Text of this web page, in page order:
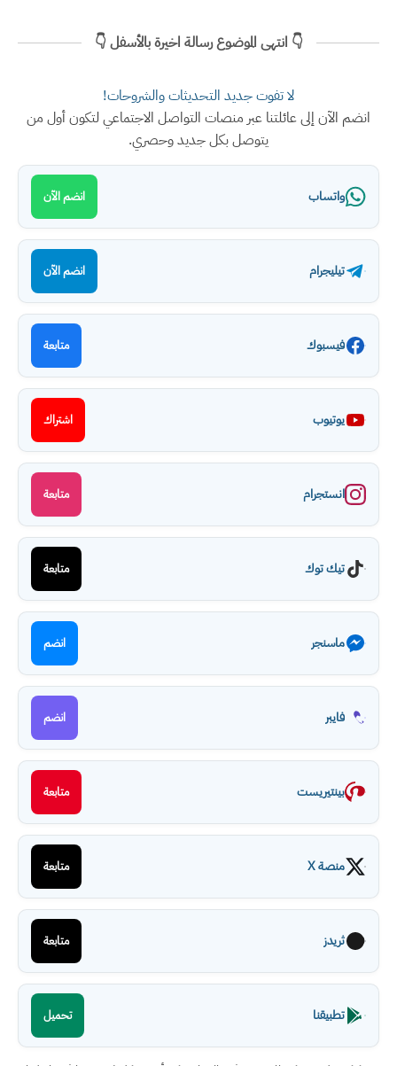
👇 انتهى الموضوع رسالة اخيرة بالأسفل 👇
لا تفوت جديد التحديثات والشروحات!
انضم الآن إلى عائلتنا عبر منصات التواصل الاجتماعي لتكون أول من
يتوصل بكل جديد وحصري.
واتساب انضم الآن
تيليجرام انضم الآن
فيسبوك متابعة
يوتيوب اشتراك
انستجرام متابعة
تيك توك متابعة
ماسنجر انضم
فايبر انضم
بينتيريست متابعة
منصة X متابعة
ثريدز متابعة
تطبيقنا تحميل